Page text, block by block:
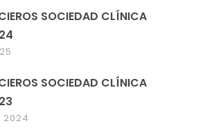
SOCIEDAD CLÍNICA
SOCIEDAD CLÍNICA
2024